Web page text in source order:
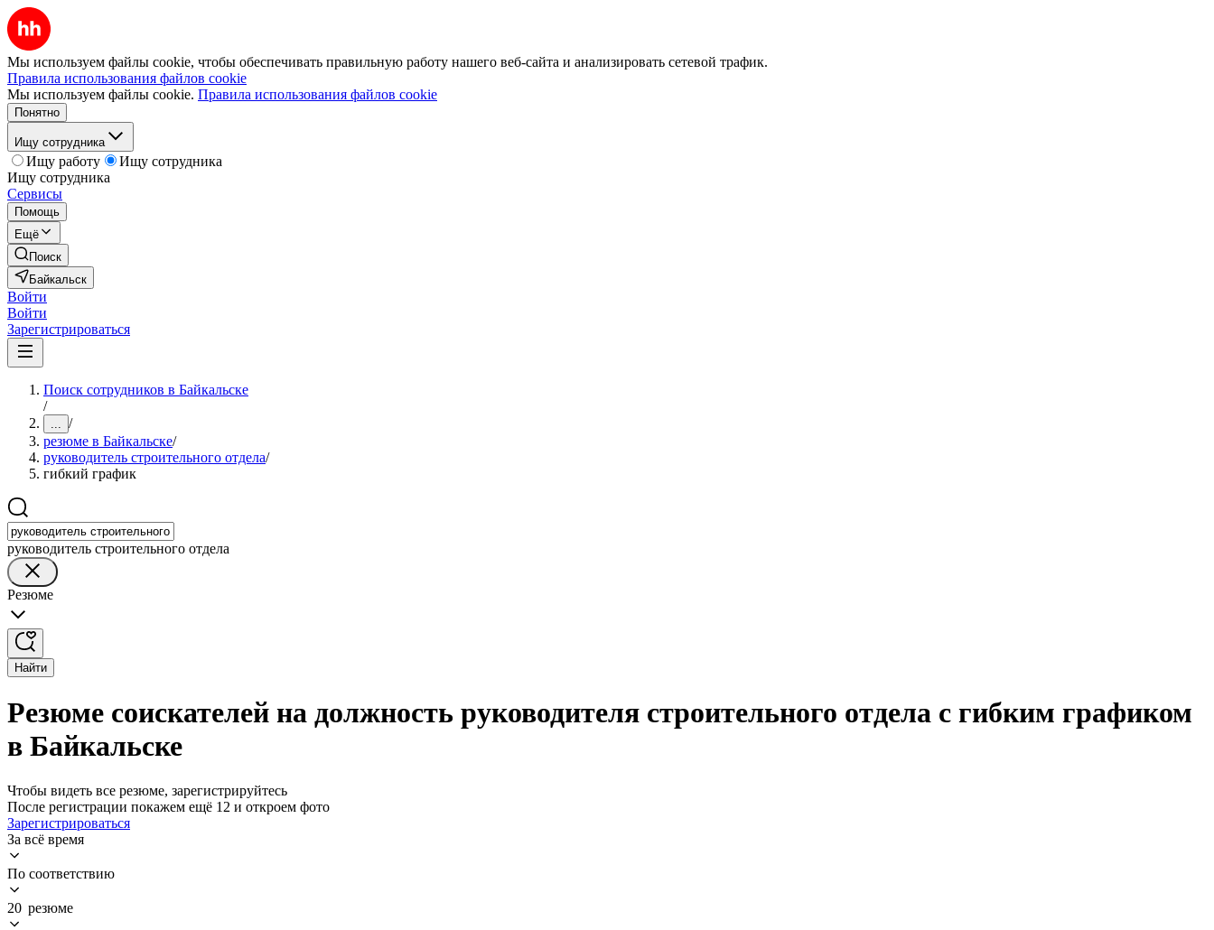
Мы используем файлы cookie, чтобы обеспечивать правильную работу нашего веб-сайта и анализировать сетевой трафик.
Правила использования файлов cookie
Мы используем файлы cookie. Правила использования файлов cookie
Понятно
Ищу сотрудника
Ищу работу
Ищу сотрудника
Ищу сотрудника
Сервисы
Помощь
Ещё
Поиск
Байкальск
Войти
Войти
Зарегистрироваться
Поиск сотрудников в Байкальске
/
... /
резюме в Байкальске/
руководитель строительного отдела/
гибкий график
руководитель строительного отдела
Резюме
Найти
Резюме соискателей на должность руководителя строительного отдела с гибким графиком
в Байкальске
Чтобы видеть все резюме, зарегистрируйтесь
После регистрации покажем ещё 12 и откроем фото
Зарегистрироваться
За всё время
По соответствию
20 резюме